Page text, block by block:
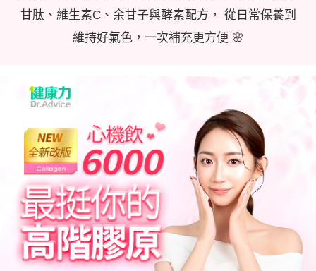
甘肽、維生素C、余甘子與酵素配方， 從日常保養到
維持好氣色，一次補充更方便 🌸